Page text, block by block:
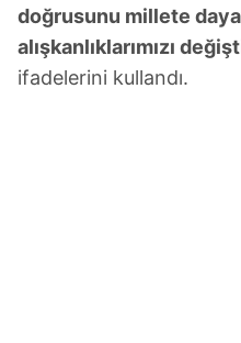
doğrusunu millete
alışkanlıklarımızı
ifadelerini kullandı.